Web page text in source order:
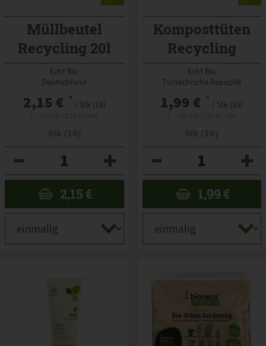
Müllbeutel
Recycling 20l
Echt Bio
Deutschland
2,15 € * / Stk (18)
2,15 €
Komposttüten
Recycling
Echt Bio
Tschechische Republik
1,99 € * / Stk (10)
1,99 €